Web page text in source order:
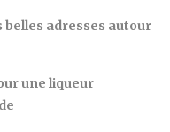
belles adresses autour
une liqueur